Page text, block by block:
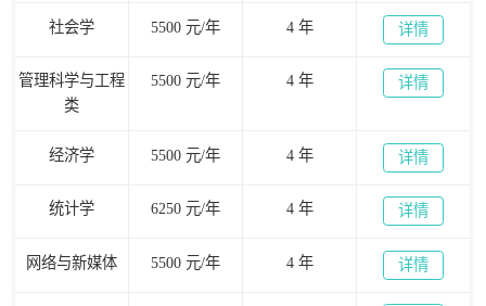
社会学 5500 元/年 4 年 详情
管理科学与工程
类
5500 元/年 4 年 详情
经济学 5500 元/年 4 年 详情
统计学 6250 元/年 4 年 详情
网络与新媒体 5500 元/年 4 年 详情